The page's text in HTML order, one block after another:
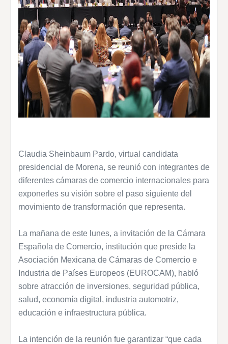
Claudia Sheinbaum Pardo, virtual candidata
presidencial de Morena, se reunió con integrantes de
diferentes cámaras de comercio internacionales para
exponerles su visión sobre el paso siguiente del
movimiento de transformación que representa.
La mañana de este lunes, a invitación de la Cámara
Española de Comercio, institución que preside la
Asociación Mexicana de Cámaras de Comercio e
Industria de Países Europeos (EUROCAM), habló
sobre atracción de inversiones, seguridad pública,
salud, economía digital, industria automotriz,
educación e infraestructura pública.
La intención de la reunión fue garantizar “que cada